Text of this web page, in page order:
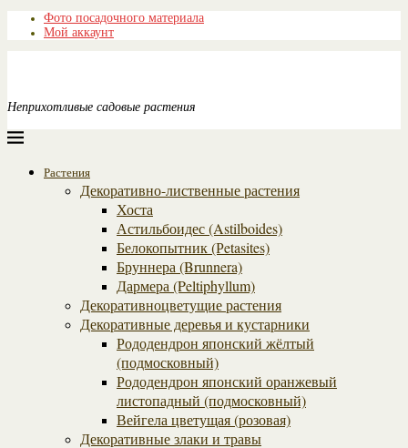
Фото посадочного материала
Мой аккаунт
Неприхотливые садовые растения
Растения
Декоративно-лиственные растения
Хоста
Астильбоидес (Astilboides)
Белокопытник (Рetasites)
Бруннера (Brunnera)
Дармера (Peltiphyllum)
Декоративноцветущие растения
Декоративные деревья и кустарники
Рододендрон японский жёлтый
(подмосковный)
Рододендрон японский оранжевый
листопадный (подмосковный)
Вейгела цветущая (розовая)
Декоративные злаки и травы